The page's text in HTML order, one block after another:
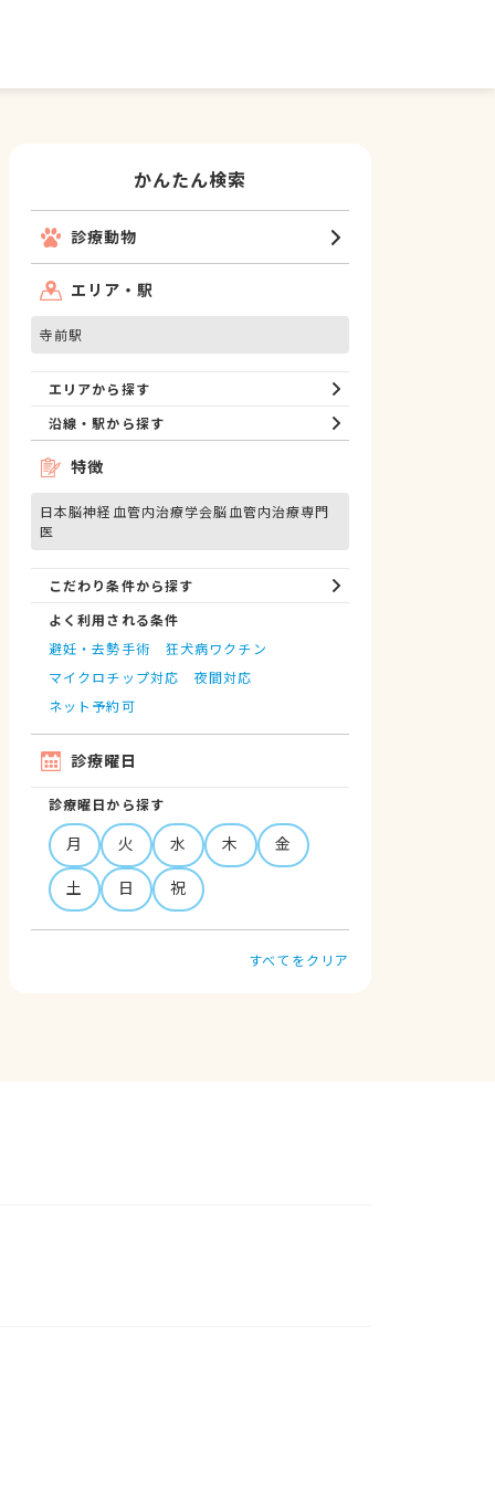
かんたん検索
診療動物
エリア・駅
寺前駅
エリアから探す
沿線・駅から探す
特徴
日本脳神経血管内治療学会脳血管内治療専門
医
こだわり条件から探す
よく利用される条件
避妊・去勢手術
狂犬病ワクチン
マイクロチップ対応
夜間対応
ネット予約可
診療曜日
診療曜日から探す
月 火 水 木
金
土
日 祝
すべてをクリア